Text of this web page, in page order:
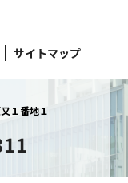
サイトマップ
１番地１